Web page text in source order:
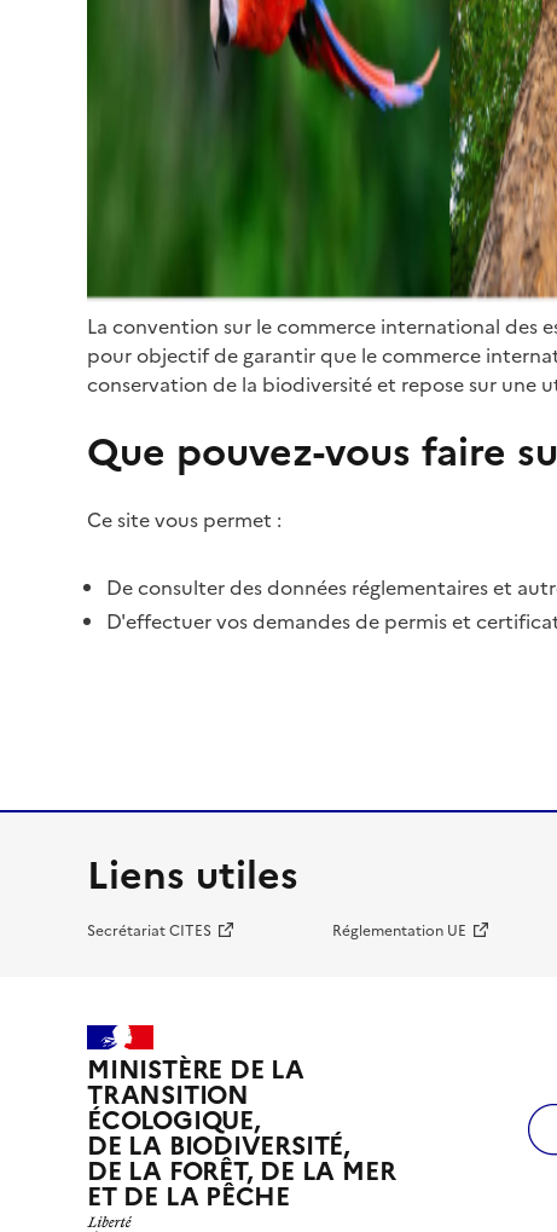
La convention sur le commerce international des
pour objectif de garantir que le commerce
conservation de la biodiversité et repose sur une
Que pouvez-vous faire
Ce site vous permet :
De consulter des données réglementaires et
D'effectuer vos demandes de permis et
Liens utiles
Secrétariat CITES Réglementation UE
MINISTÈRE DE LA
TRANSITION
ÉCOLOGIQUE,
DE LA BIODIVERSITÉ,
DE LA FORÊT, DE LA MER
ET DE LA PÊCHE